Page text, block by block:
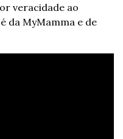
veracidade ao
da MyMamma e de